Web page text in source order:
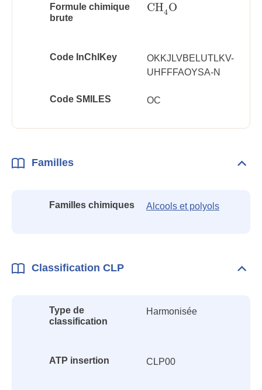
Formule chimique
brute
CH4O
CH4O
Code InChlKey
OKKJLVBELUTLKV-
UHFFFAOYSA-N
Code SMILES OC
Familles
Familles chimiques Alcools et polyols
Classification CLP
Type de
classification
Harmonisée
ATP insertion CLP00